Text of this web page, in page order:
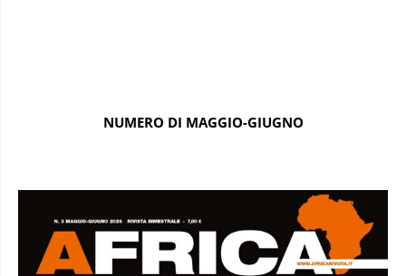
NUMERO DI MAGGIO-GIUGNO